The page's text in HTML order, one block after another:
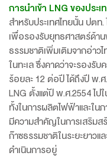
การนำเข้า LNG ของประเ
สำหรับประเทศไทยนั้น ปตท
เพื่อรองรับยุทธศาสตร์ด้า
ธรรมชาติเพิ่มเติมจากอ่าว
ในทะเล ซึ่งคาดว่าจะรองรั
ร้อยละ 12 ต่อปี ได้ถึงปี พ.
LNG ตั้งแต่ปี พ.ศ.2554 ไป
ทั้งในการผลิตไฟฟ้าและใน
มีความสำคัญในการเสริมส
ก๊าซธรรมชาติในระยะยาว
ดำเนินการอยู่